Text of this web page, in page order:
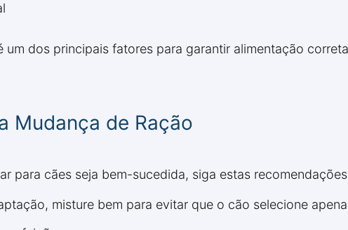
dos principais fatores para garantir alimentação
Mudança de Ração
para cães seja bem-sucedida, siga estas
misture bem para evitar que o cão selecione